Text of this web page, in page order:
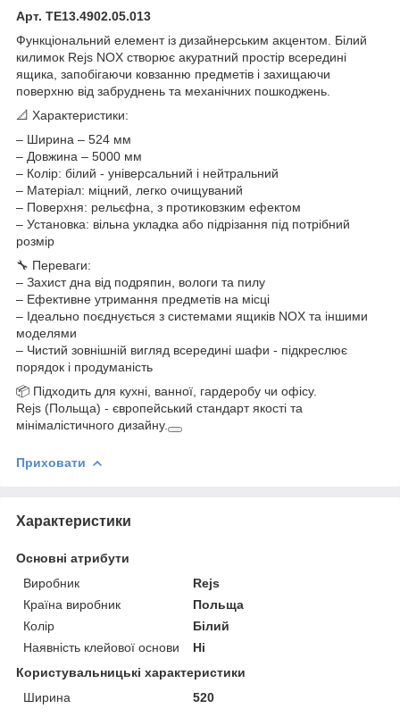
Арт. TE13.4902.05.013
Функціональний елемент із дизайнерським акцентом. Білий
килимок Rejs NOX створює акуратний простір всередині
ящика, запобігаючи ковзанню предметів і захищаючи
поверхню від забруднень та механічних пошкоджень.
📐 Характеристики:
– Ширина – 524 мм
– Довжина – 5000 мм
– Колір: білий - універсальний і нейтральний
– Матеріал: міцний, легко очищуваний
– Поверхня: рельєфна, з протиковзким ефектом
– Установка: вільна укладка або підрізання під потрібний
розмір
🔧 Переваги:
– Захист дна від подряпин, вологи та пилу
– Ефективне утримання предметів на місці
– Ідеально поєднується з системами ящиків NOX та іншими
моделями
– Чистий зовнішній вигляд всередині шафи - підкреслює
порядок і продуманість
📦 Підходить для кухні, ванної, гардеробу чи офісу.
Rejs (Польща) - європейський стандарт якості та
мінімалістичного дизайну.
Приховати
Характеристики
Основні атрибути
Виробник
Rejs
Країна виробник
Польща
Колір
Білий
Наявність клейової основи
Ні
Користувальницькі характеристики
Ширина
520